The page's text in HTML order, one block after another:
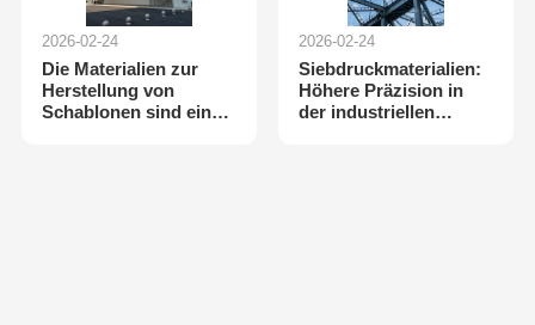
2026-02-24
Die Materialien zur
Herstellung von
Schablonen sind ein
2026-02-24
Siebdruckmaterialien:
Höhere Präzision in
der industriellen